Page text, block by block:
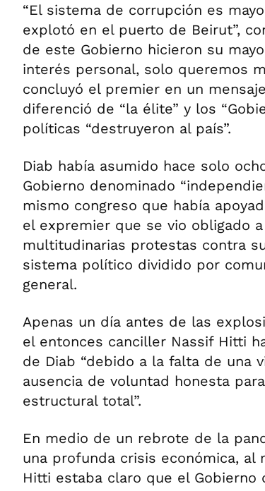
“El sistema de corrupción es
explotó en el puerto de Beirut”,
de este Gobierno hicieron su
interés personal, solo queremos
concluyó el premier en un
diferenció de “la élite” y los
políticas “destruyeron al país”.
Diab había asumido hace solo
Gobierno denominado
mismo congreso que había
el expremier que se vio obligado
multitudinarias protestas contra
sistema político dividido por
general.
Apenas un día antes de las
el entonces canciller Nassif Hitti
de Diab “debido a la falta de una
ausencia de voluntad honesta
estructural total”.
En medio de un rebrote de la
una profunda crisis económica, al
Hitti estaba claro que el Gobierno